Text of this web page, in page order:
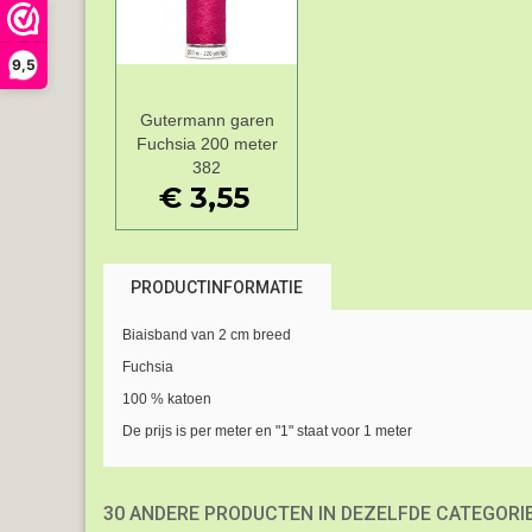
9,5
Add to Wishlist
Gutermann garen
Fuchsia 200 meter
382
€ 3,55
PRODUCTINFORMATIE
Biaisband van 2 cm breed
Fuchsia
100 % katoen
De prijs is per meter en "1" staat voor 1 meter
30 ANDERE PRODUCTEN IN DEZELFDE